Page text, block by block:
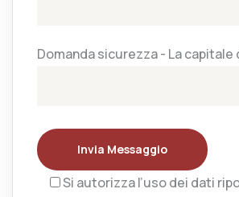
Domanda sicurezza - La capitale
Invia Messaggio
Si autorizza l’uso dei dati